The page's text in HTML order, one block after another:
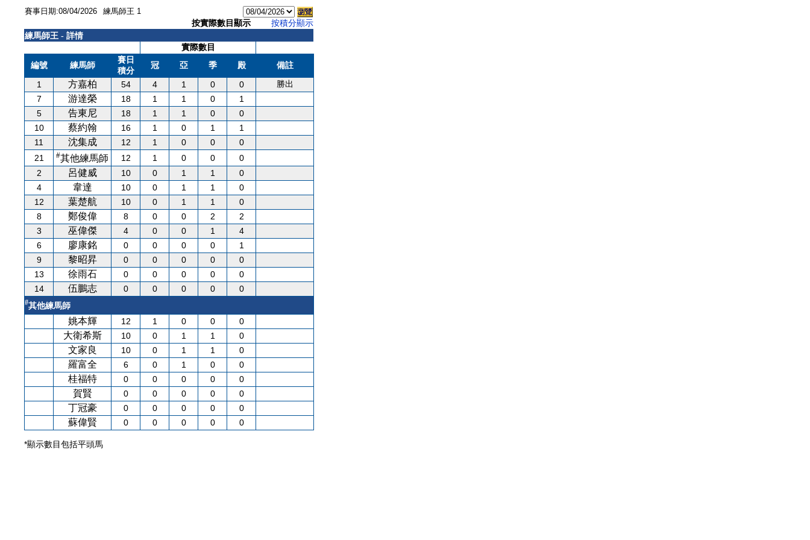
賽事日期:08/04/2026 練馬師王 1
按實際數目顯示 按積分顯示
練馬師王 - 詳情
實際數目
編號
練馬師
賽日
積分
冠 亞 季 殿 備註
1 方嘉柏 54 4 1 0 0
勝出
7
游達榮 18 1 1 0
1
5
告東尼 18 1 1 0
0
10
蔡約翰 16 1 0 1
1
11
沈集成 12 1 0 0
0
21
#其他練馬師 12 1 0 0
0
2
呂健威 10 0 1 1
0
4
韋達 10 0 1 1
0
12
葉楚航 10 0 1 1
0
8
鄭俊偉 8 0 0 2
2
3
巫偉傑 4 0 0 1
4
6
廖康銘 0 0 0 0
1
9
黎昭昇 0 0 0 0
0
13
徐雨石 0 0 0 0
0
14
伍鵬志 0 0 0 0 0
#其他練馬師
姚本輝 12 1 0 0 0
大衛希斯 10 0 1 1 0
文家良 10 0 1 1 0
羅富全 6 0 1 0 0
桂福特 0 0 0 0 0
賀賢 0 0 0 0 0
丁冠豪 0 0 0 0 0
蘇偉賢 0 0 0 0 0
*顯示數目包括平頭馬